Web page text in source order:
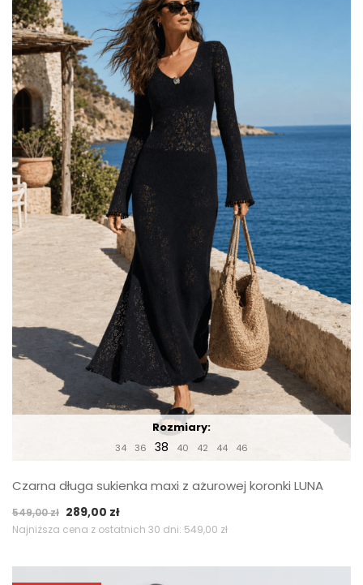
Rozmiary:
34 36 38 40 42 44 46
Czarna długa sukienka maxi z ażurowej koronki LUNA
549,00zł Pierwotna
cena
549,00 zł.
289,00 złAktualna
cena
289,00 zł.
Najniższa cena z ostatnich 30 dni: 549,00 zł